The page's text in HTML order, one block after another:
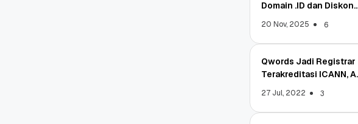
Domain .ID dan Diskon
20 Nov, 2025 6
Qwords Jadi Registrar
Terakreditasi ICANN,
27 Jul, 2022 3